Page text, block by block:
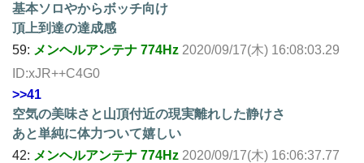
基本ソロやからボッチ向け
頂上到達の達成感
59: メンヘルアンテナ 774Hz 2020/09/17(木) 16:08:03.29
ID:xJR++C4G0
>>41
空気の美味さと山頂付近の現実離れした静けさ
あと単純に体力ついて嬉しい
42: メンヘルアンテナ 774Hz 2020/09/17(木) 16:06:37.77